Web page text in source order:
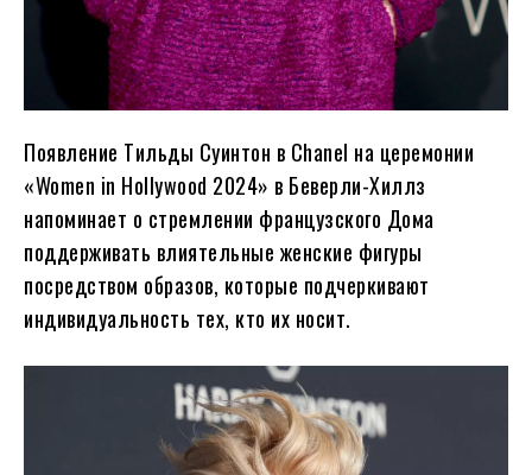
Появление Тильды Суинтон в Chanel на церемонии
«Women in Hollywood 2024» в Беверли-Хиллз
напоминает о стремлении французского Дома
поддерживать влиятельные женские фигуры
посредством образов, которые подчеркивают
индивидуальность тех, кто их носит.